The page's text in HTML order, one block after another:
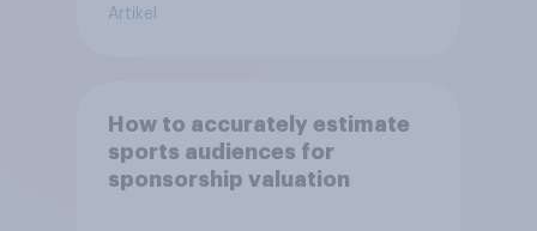
Artikel
How to accurately estimate
sports audiences for
sponsorship valuation